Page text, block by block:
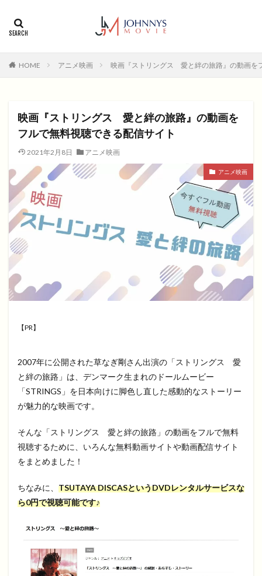
HOME アニメ映画 映画『ストリングス 愛と絆の旅路』の動画を
映画『ストリングス 愛と絆の旅路』の動画を
フルで無料視聴できる配信サイト
2021年2月8日 アニメ映画
アニメ映画
【PR】
2007年に公開された草なぎ剛さん出演の「ストリングス 愛
と絆の旅路」は、デンマーク生まれのドールムービー
「STRINGS」を日本向けに脚色し直した感動的なストーリー
が魅力的な映画です。
そんな「ストリングス 愛と絆の旅路」の動画をフルで無料
視聴するために、いろんな無料動画サイトや動画配信サイト
をまとめました！
ちなみに、 TSUTAYA DISCASというDVDレンタルサービスな
ら0円で視聴可能です♪
2018年
2019年 アクション
アニメ
ヒューマンドラマ映画
ファンタジー映画
ホラー
動画無料視聴
無料視聴
無料視聴動画
検索